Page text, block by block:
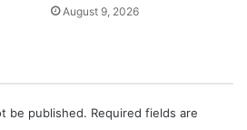
August 9, 2026
be published. Required fields are